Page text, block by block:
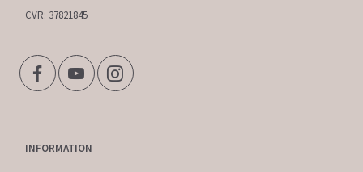
CVR: 37821845
INFORMATION